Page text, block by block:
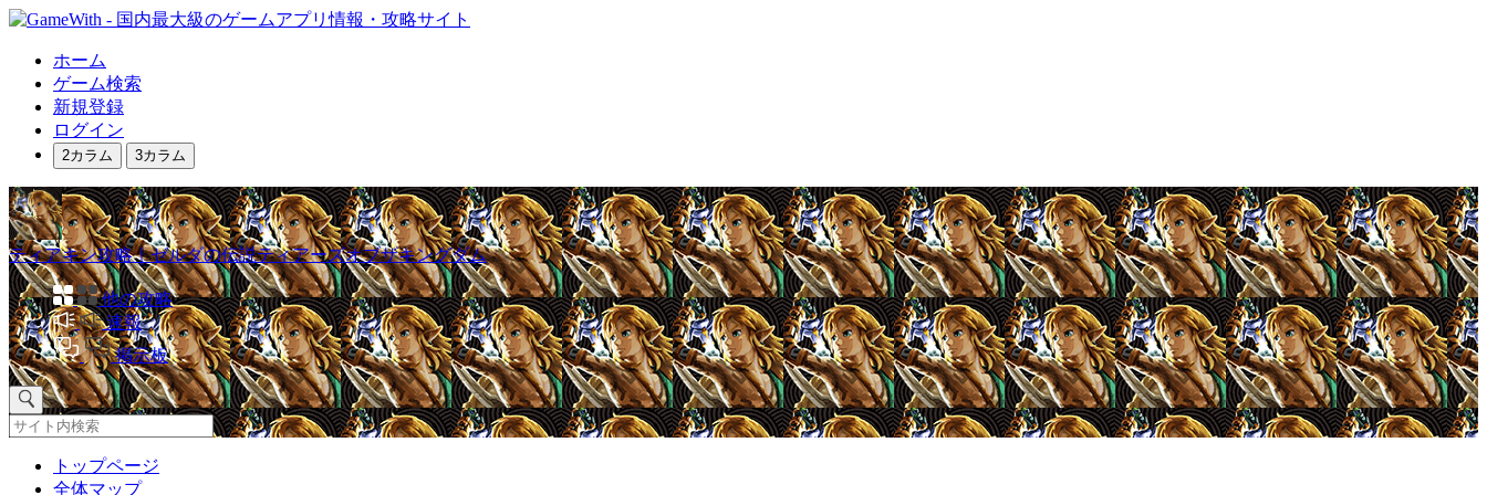
ホーム
ゲーム検索
新規登録
ログイン
2カラム 3カラム
ティアキン攻略｜ゼルダの伝説ティアーズオブザキングダム
他の攻略
速報
掲示板
トップページ
全体マップ